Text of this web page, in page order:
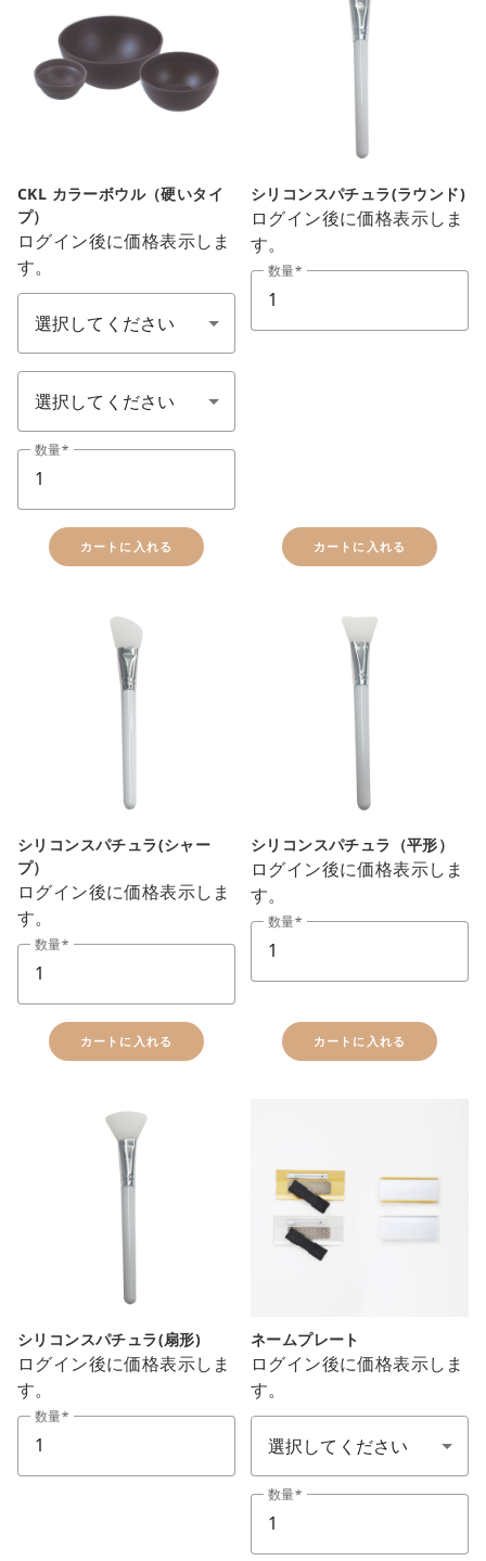
CKL カラーボウル（硬いタイ
プ）
ログイン後に価格表示しま
す。
エステ備品(尺寸、數量)
エステ備品(顏色)
数量
カートに入れる
シリコンスパチュラ(ラウンド)
ログイン後に価格表示しま
す。
数量
カートに入れる
シリコンスパチュラ(シャー
プ）
ログイン後に価格表示しま
す。
数量
カートに入れる
シリコンスパチュラ（平形）
ログイン後に価格表示しま
す。
数量
カートに入れる
シリコンスパチュラ(扇形)
ログイン後に価格表示しま
す。
数量
ネームプレート
ログイン後に価格表示しま
す。
ユニフォーム カラー(制服顏
数量